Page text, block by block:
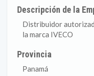
Descripción de la
Distribuidor
la marca IVECO
Provincia
Panamá